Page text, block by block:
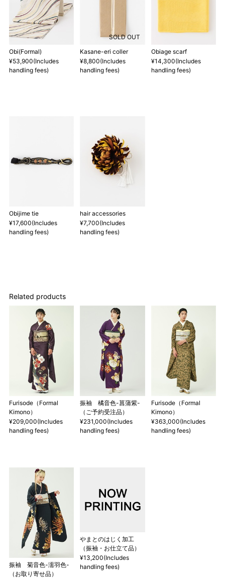
す。
3 反物の巾により表記の裄のサイズが出ない場合がございます。
その際は、目一杯での寸法とさせていただきます。
Obi(Formal)
¥53,900(Includes
handling fees)
SOLD OUT
Kasane-eri coller
¥8,800(Includes
handling fees)
Obiage scarf
¥14,300(Includes
handling fees)
Obijime tie
¥17,600(Includes
handling fees)
hair accessories
¥7,700(Includes
handling fees)
Related products
Furisode（Formal
Kimono）
¥209,000(Includes
handling fees)
振袖 橘音色-菖蒲紫-
（ご予約受注品）
¥231,000(Includes
handling fees)
Furisode（Formal
Kimono）
¥363,000(Includes
handling fees)
振袖 菊音色-濡羽色-
（お取り寄せ品）
やまとのはじく加工
（振袖・お仕立て品）
¥13,200(Includes
handling fees)